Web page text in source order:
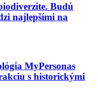
Budú
najlepšími na
MyPersonas
s historickými